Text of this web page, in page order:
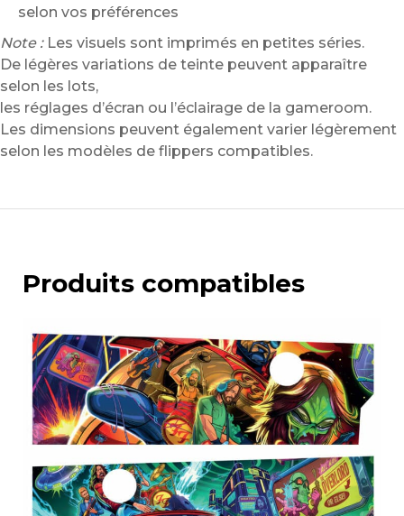
selon vos préférences
Note :Les visuels sont imprimés en petites séries.
De légères variations de teinte peuvent apparaître
selon les lots,
les réglages d’écran ou l’éclairage de la gameroom.
Les dimensions peuvent également varier légèrement
selon les modèles de flippers compatibles.
Produits compatibles